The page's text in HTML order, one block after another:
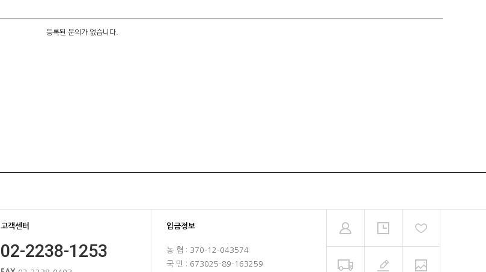
등록된 문의가 없습니다.
고객센터
02-2238-1253
입금정보
농 협 : 370-12-043574
국 민 : 673025-89-163259